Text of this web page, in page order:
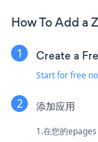
How To Add a
Create a
Start for free
添加应用
1.在您的